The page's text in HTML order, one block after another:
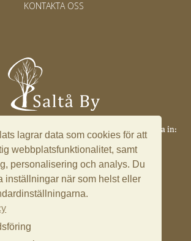
KONTAKTA OSS
lagrar data som cookies för att
webbplatsfunktionalitet, samt
personalisering och analys. Du
inställningar när som helst eller
·info@saltaby.se 08 551 501 49 ·Logga in:
Ledningssystem